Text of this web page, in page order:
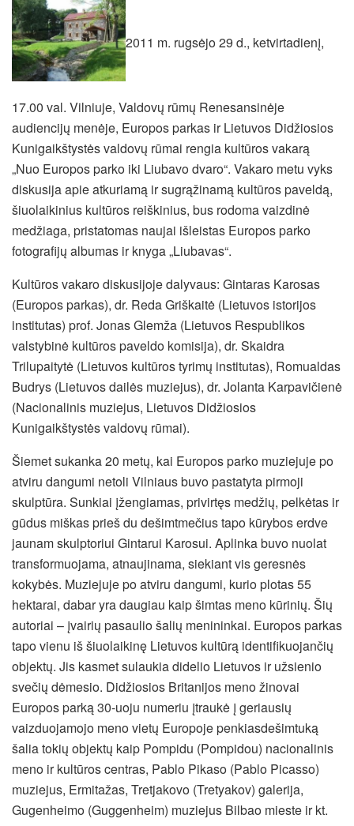
2011 m. rugsėjo 29 d., ketvirtadienį,
17.00 val. Vilniuje, Valdovų rūmų Renesansinėje
audiencijų menėje, Europos parkas ir Lietuvos Didžiosios
Kunigaikštystės valdovų rūmai rengia kultūros vakarą
„Nuo Europos parko iki Liubavo dvaro“. Vakaro metu vyks
diskusija apie atkuriamą ir sugrąžinamą kultūros paveldą,
šiuolaikinius kultūros reiškinius, bus rodoma vaizdinė
medžiaga, pristatomas naujai išleistas Europos parko
fotografijų albumas ir knyga „Liubavas“.
Kultūros vakaro diskusijoje dalyvaus: Gintaras Karosas
(Europos parkas), dr. Reda Griškaitė (Lietuvos istorijos
institutas) prof. Jonas Glemža (Lietuvos Respublikos
valstybinė kultūros paveldo komisija), dr. Skaidra
Trilupaitytė (Lietuvos kultūros tyrimų institutas), Romualdas
Budrys (Lietuvos dailės muziejus), dr. Jolanta Karpavičienė
(Nacionalinis muziejus, Lietuvos Didžiosios
Kunigaikštystės valdovų rūmai).
Šiemet sukanka 20 metų, kai Europos parko muziejuje po
atviru dangumi netoli Vilniaus buvo pastatyta pirmoji
skulptūra. Sunkiai įžengiamas, privirtęs medžių, pelkėtas ir
gūdus miškas prieš du dešimtmečius tapo kūrybos erdve
jaunam skulptoriui Gintarui Karosui. Aplinka buvo nuolat
transformuojama, atnaujinama, siekiant vis geresnės
kokybės. Muziejuje po atviru dangumi, kurio plotas 55
hektarai, dabar yra daugiau kaip šimtas meno kūrinių. Šių
autoriai – įvairių pasaulio šalių menininkai. Europos parkas
tapo vienu iš šiuolaikinę Lietuvos kultūrą identifikuojančių
objektų. Jis kasmet sulaukia didelio Lietuvos ir užsienio
svečių dėmesio. Didžiosios Britanijos meno žinovai
Europos parką 30-uoju numeriu įtraukė į geriausių
vaizduojamojo meno vietų Europoje penkiasdešimtuką
šalia tokių objektų kaip Pompidu (Pompidou) nacionalinis
meno ir kultūros centras, Pablo Pikaso (Pablo Picasso)
muziejus, Ermitažas, Tretjakovo (Tretyakov) galerija,
Gugenheimo (Guggenheim) muziejus Bilbao mieste ir kt.